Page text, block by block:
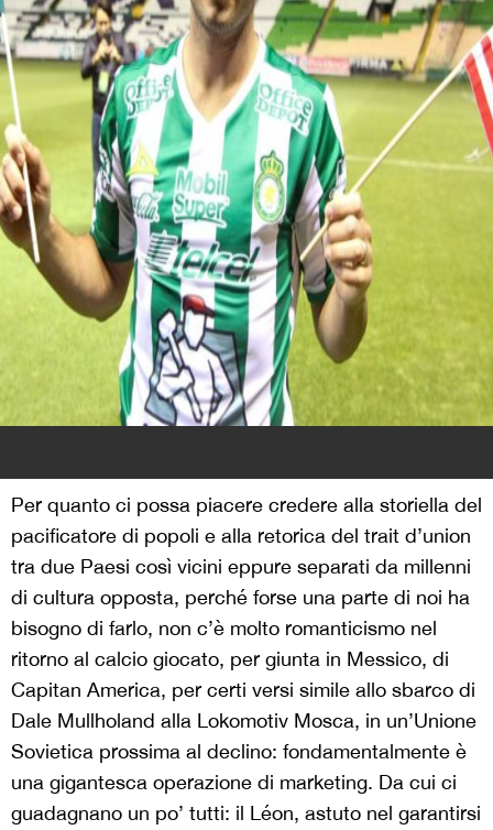
Per quanto ci possa piacere credere alla storiella del
pacificatore di popoli e alla retorica del trait d’union
tra due Paesi così vicini eppure separati da millenni
di cultura opposta, perché forse una parte di noi ha
bisogno di farlo, non c’è molto romanticismo nel
ritorno al calcio giocato, per giunta in Messico, di
Capitan America, per certi versi simile allo sbarco di
Dale Mullholand alla Lokomotiv Mosca, in un’Unione
Sovietica prossima al declino: fondamentalmente è
una gigantesca operazione di marketing. Da cui ci
guadagnano un po’ tutti: il Léon, astuto nel garantirsi